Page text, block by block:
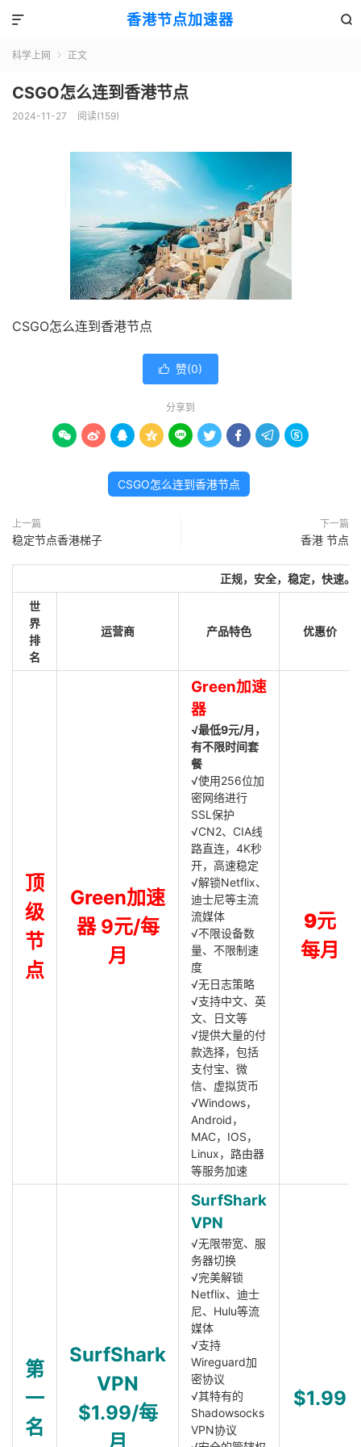
香港节点加速器 

科学上网  正文
CSGO怎么连到香港节点
2024-11-27 阅读(159)
CSGO怎么连到香港节点
 赞(0)
分享到
        
CSGO怎么连到香港节点
上一篇
稳定节点香港梯子
下一篇
香港 节点
正规，安全，稳定，快速。
世
界
排
名
运营商 产品特色 优惠价
顶
级
节
点
Green加速
器 9元/每
月
Green加速
器
√最低9元/月，
有不限时间套
餐
√使用256位加
密网络进行
SSL保护
√CN2、CIA线
路直连，4K秒
开，高速稳定
√解锁Netflix、
迪士尼等主流
流媒体
√不限设备数
量、不限制速
度
√无日志策略
√支持中文、英
文、日文等
√提供大量的付
款选择，包括
支付宝、微
信、虚拟货币
√Windows，
Android，
MAC，IOS，
Linux，路由器
等服务加速
9元
每月
第
一
名
SurfShark
VPN
$1.99/每
月
SurfShark
VPN
√无限带宽、服
务器切换
√完美解锁
Netflix、迪士
尼、Hulu等流
媒体
√支持
Wireguard加
密协议
√其特有的
Shadowsocks
VPN协议
$1.99